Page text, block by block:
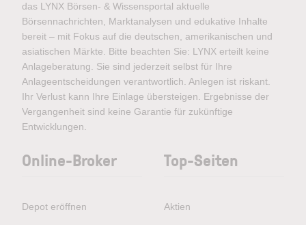
das LYNX Börsen- & Wissensportal aktuelle
Börsennachrichten, Marktanalysen und edukative Inhalte
bereit – mit Fokus auf die deutschen, amerikanischen und
asiatischen Märkte. Bitte beachten Sie: LYNX erteilt keine
Anlageberatung. Sie sind jederzeit selbst für Ihre
Anlageentscheidungen verantwortlich. Anlegen ist riskant.
Ihr Verlust kann Ihre Einlage übersteigen. Ergebnisse der
Vergangenheit sind keine Garantie für zukünftige
Entwicklungen.
Online-Broker
Depot eröffnen
Top-Seiten
Aktien